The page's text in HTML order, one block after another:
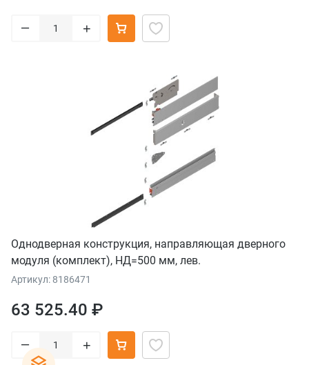
– +
Однодверная конструкция, направляющая дверного
модуля (комплект), НД=500 мм, лев.
Артикул: 8186471
63 525.40 ₽
– +